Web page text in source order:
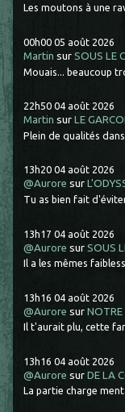
Les moutons à une
00h00 05 août 2026
Martin surSOUS LE
Mouais... beaucoup
22h50 04 août 2026
Martin surLE
Plein de qualités
13h20 04 août 2026
@Aurore sur
Tu as bien fait
13h17 04 août 2026
@Aurore surSOUS
Il a les mêmes
13h16 04 août 2026
@Aurore surNOTRE
Il t'aurait plu, cette
13h16 04 août 2026
@Aurore surDE LA
La partie charge